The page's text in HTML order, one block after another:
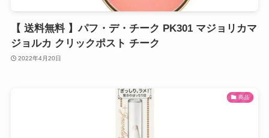
【 送料無料 】パフ・デ・チーク PK301 マジョリカマ
ジョルカ クリックポスト チーク
2022年4月20日
商品